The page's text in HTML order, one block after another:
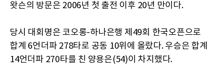
왓슨의 방문은 2006년 첫 출전 이후 20년 만이다.
당시 대회명은 코오롱-하나은행 제49회 한국오픈으로
합계 6언더파 278타로 공동 10위에 올랐다. 우승은 합계
14언더파 270타를 친 양용은(54)이 차지했다.